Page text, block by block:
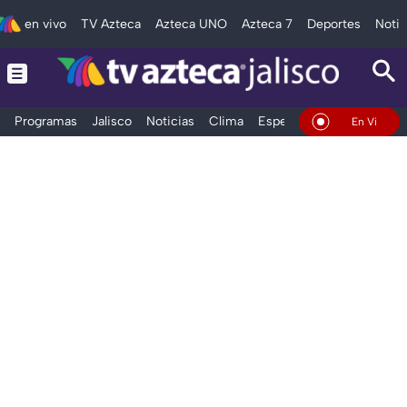
en vivo TV Azteca Azteca UNO Azteca 7 Deportes
Programas Jalisco Noticias Clima Espectáculos Deportes
En Vivo